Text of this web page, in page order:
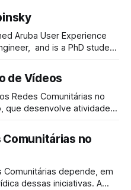
da Cidade do
trabalhou como engenheira
em Redes e Mídia e
Aruba User Experience
and is a PhD student
she worked as a research
in Networks and
de Vídeos
no
e no mundo, vem a
em dar visibilidade a
de infraestruturas de
Comunitárias no
depende, em
dessas iniciativas. A